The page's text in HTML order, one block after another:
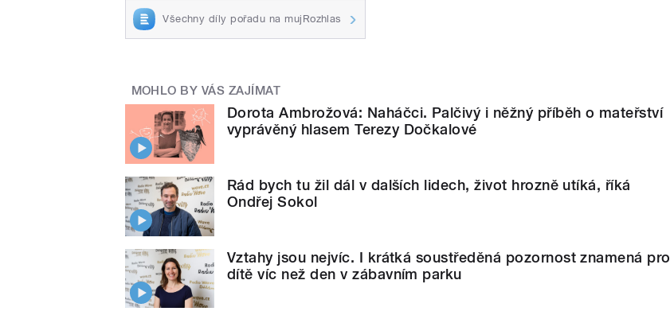
Všechny díly pořadu na mujRozhlas
MOHLO BY VÁS ZAJÍMAT
Dorota Ambrožová: Naháčci. Palčivý i něžný příběh o mateřství
vyprávěný hlasem Terezy Dočkalové
Rád bych tu žil dál v dalších lidech, život hrozně utíká, říká
Ondřej Sokol
Vztahy jsou nejvíc. I krátká soustředěná pozornost znamená pro
dítě víc než den v zábavním parku